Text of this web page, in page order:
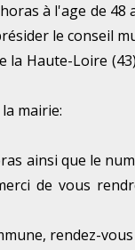
à l'age de 48
le conseil
la Haute-Loire
mairie:
ainsi que le
de vous
rendez-